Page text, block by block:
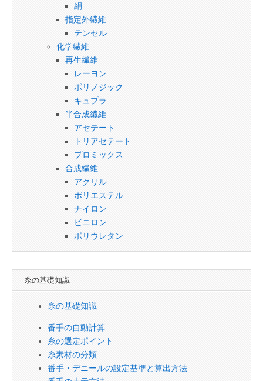
絹
指定外繊維
テンセル
化学繊維
再生繊維
レーヨン
ポリノジック
キュプラ
半合成繊維
アセテート
トリアセテート
プロミックス
合成繊維
アクリル
ポリエステル
ナイロン
ビニロン
ポリウレタン
糸の基礎知識
糸の基礎知識
番手の自動計算
糸の選定ポイント
糸素材の分類
番手・デニールの設定基準と算出方法